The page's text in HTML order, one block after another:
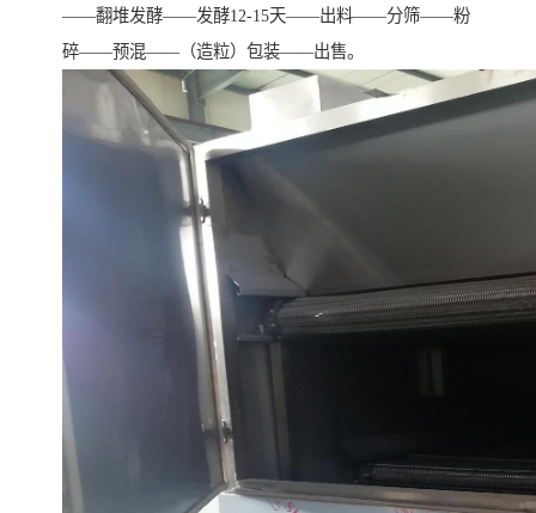
——翻堆发酵——发酵12-15天——出料——分筛——粉
碎——预混——（造粒）包装——出售。